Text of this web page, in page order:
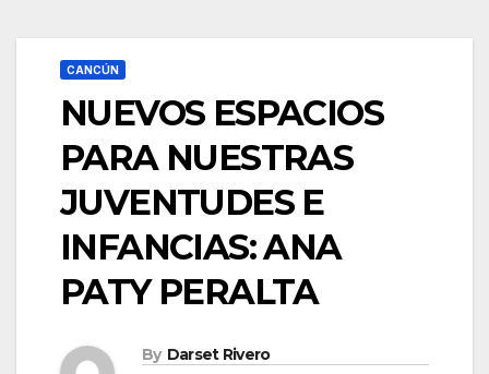
CANCÚN
NUEVOS ESPACIOS
PARA NUESTRAS
JUVENTUDES E
INFANCIAS: ANA
PATY PERALTA
By Darset Rivero